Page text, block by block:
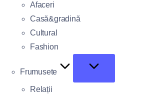
Afaceri
Casă&gradină
Cultural
Fashion
Frumusete
Relații